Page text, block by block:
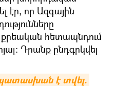
էր, որ Ազգային
հետապնդում
Դրանք ընդգրկվել
պատասխան է տվել.